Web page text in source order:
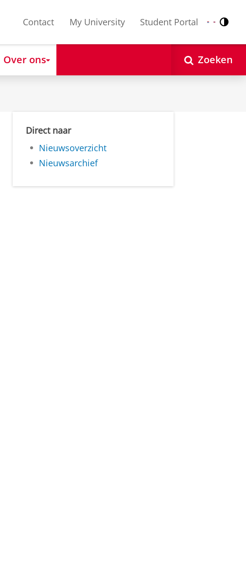
Contact My University Student Portal Nederlands
English
Over ons Zoeken
Direct naar
Nieuwsoverzicht
Nieuwsarchief